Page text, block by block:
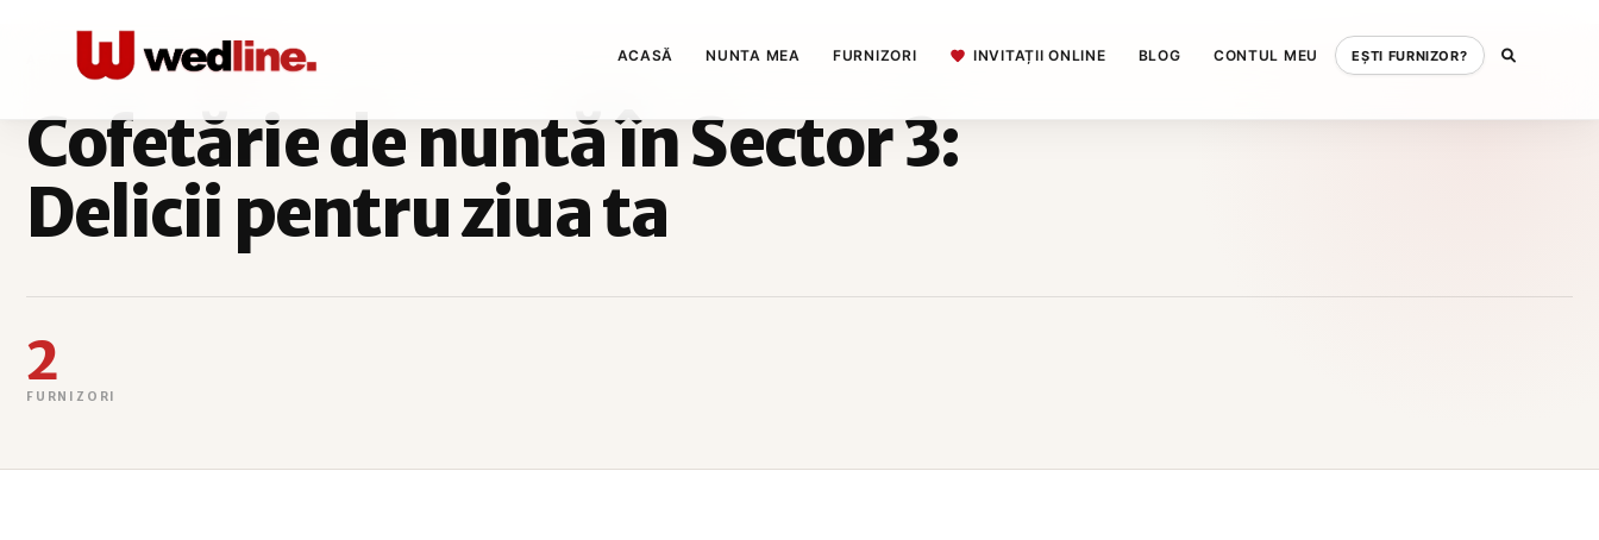
ACASĂ NUNTA MEA FURNIZORI INVITAȚII ONLINE BLOG CONTUL MEU EȘTI FURNIZOR?
COFETARIE SECTOR 3
Cofetărie de nuntă în Sector 3:
Delicii pentru ziua ta
2
FURNIZORI